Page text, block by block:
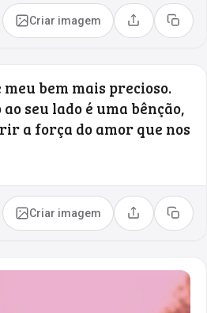
Criar imagem Compartilhar
Copiar
bem mais precioso.
seu lado é uma bênção,
a força do amor que nos
Criar imagem Compartilhar
Copiar